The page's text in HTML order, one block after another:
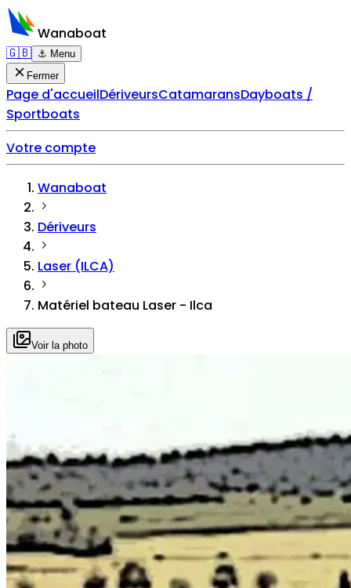
Wanaboat
🇬🇧 ⚓ Menu
Fermer
Page d'accueilDériveursCatamaransDayboats /
Sportboats
Votre compte
Wanaboat
Dériveurs
Laser (ILCA)
Matériel bateau Laser - Ilca
Voir la photo